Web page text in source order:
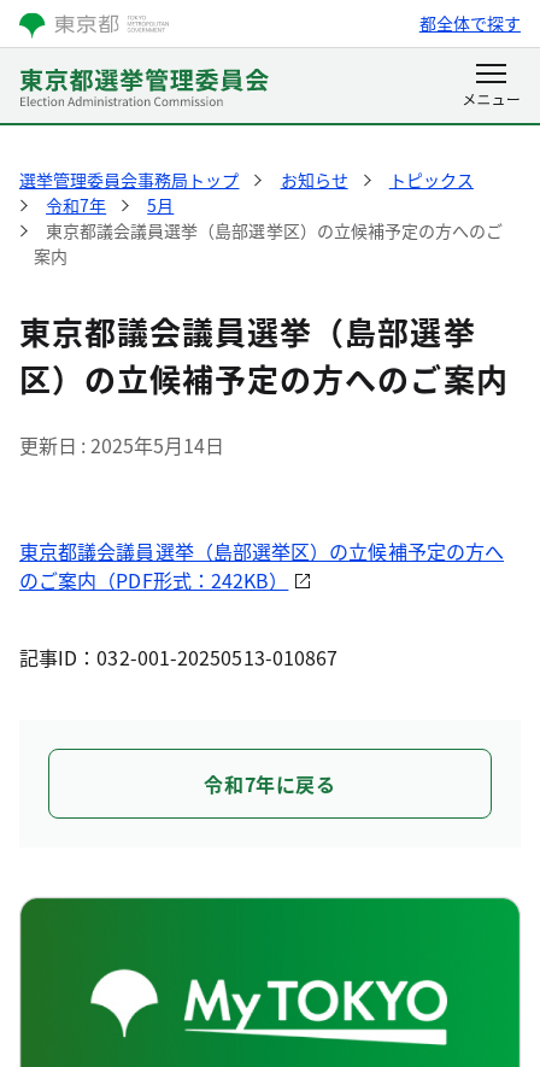
都全体で探す
選挙管理委員会事務局トップ お知らせ
トピックス
令和7年
5月
東京都議会議員選挙（島部選挙区）の立候補予定の方へのご
案内
東京都議会議員選挙（島部選挙
区）の立候補予定の方へのご案内
更新日 2025年5月14日
東京都議会議員選挙（島部選挙区）の立候補予定の方へ
のご案内（PDF形式：242KB）
記事ID：032-001-20250513-010867
令和7年に戻る